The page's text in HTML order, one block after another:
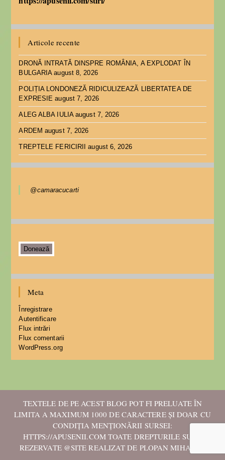
Articole recente
DRONĂ INTRATĂ DINSPRE ROMÂNIA, A EXPLODAT ÎN
BULGARIA august 8, 2026
POLIȚIA LONDONEZĂ RIDICULIZEAZĂ LIBERTATEA DE
EXPRESIE august 7, 2026
ALEG ALBA IULIA august 7, 2026
ARDEM august 7, 2026
TREPTELE FERICIRII august 6, 2026
@camaracucarti
Donează
Meta
Înregistrare
Autentificare
Flux intrări
Flux comentarii
WordPress.org
TEXTELE DE PE ACEST BLOG POT FI PRELUATE ÎN
LIMITA A MAXIMUM 1000 DE CARACTERE ȘI DOAR CU
CONDIȚIA MENȚIONĂRII SURSEI:
HTTPS://APUSENII.COM TOATE DREPTURILE SUNT
REZERVATE @SITE REALIZAT DE PLOPAN MIHAELA